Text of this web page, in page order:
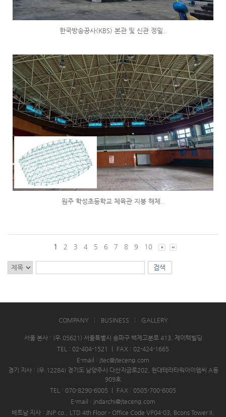
한국방송공사(KBS) 본관 및 신관 정밀..
원주 학성초등학교 체육관 지붕 해체..
1 2 3 4 5 6 7 8 9 10
COMPANY BUSINESS GALLERY
서울 본사 : (우.05621) 서울특별시 송파구 백제고분로 413, 제이텍빌딩
TEL : 02-404-1521
FAX : 02-424-1665
E-mail : jtec@jteceng.com
경기 지사 : (우.12284) 경기도 남양주시 다산지금로202, 현대테라타워아이엠씨 A동
909호
TEL : 070-8290-6005
FAX : 0505-700-6005
E-mail : jndarchi@jteceng.com
베트남 지사 : JNP co., LTD 4th Floor – Office Code VP04-03, Bcons Tower II,